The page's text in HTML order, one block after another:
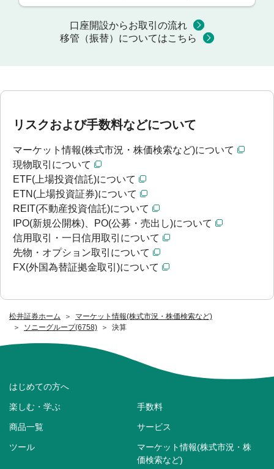
松井証券ホーム
マーケット情報(株式市況・株価検索など)
ソニーグループ(6758)
決算
口座開設からお取引の流れ
移管（振替）についてはこちら
リスクおよび手数料などについて
マーケット情報(株式市況・株価検索など)について
現物取引について
ETF(上場投資信託)について
ETN(上場投資証券)について
REIT(不動産投資信託)について
IPO(新規公開株)、PO(公募・売出し)について
信用取引・一日信用取引について
先物・オプション取引について
FX(外国為替証拠金取引)について
はじめての方へ
楽しむ・学ぶ 手数料
商品一覧 サービス
ツール
マーケット情報(株式市況・株
価検索など)